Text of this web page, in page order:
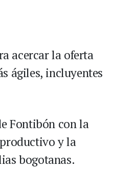
acercar la oferta
ágiles, incluyentes
Fontibón con la
y la
bogotanas.